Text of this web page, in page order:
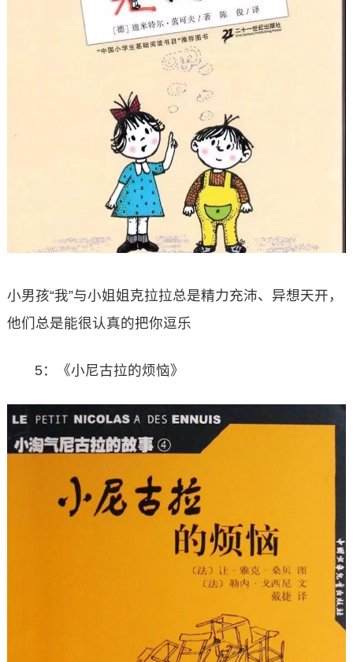
小男孩“我”与小姐姐克拉拉总是精力充沛、异想天开，
他们总是能很认真的把你逗乐
5：《小尼古拉的烦恼》